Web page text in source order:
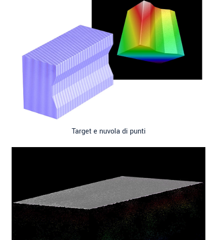
Target e nuvola di punti